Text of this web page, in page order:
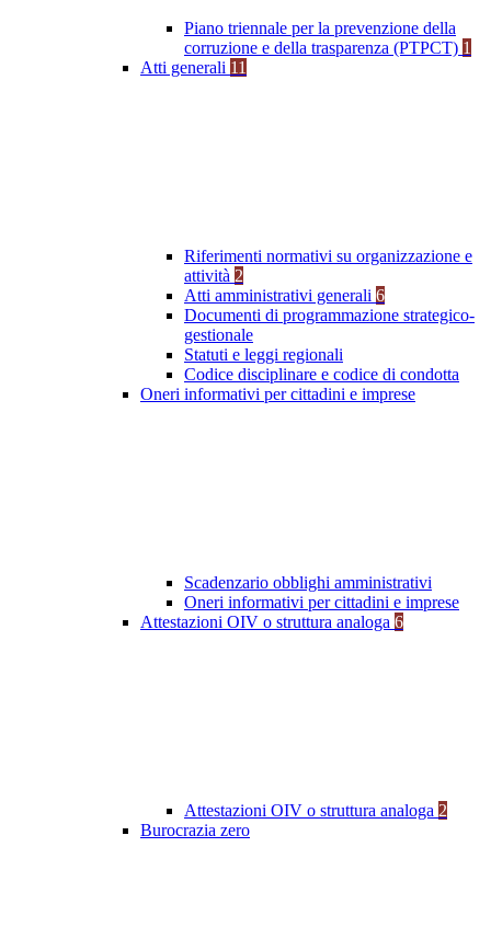
Piano triennale per la prevenzione della
corruzione e della trasparenza (PTPCT) 1
Atti generali 11
Riferimenti normativi su organizzazione e
attività 2
Atti amministrativi generali 6
Documenti di programmazione strategico-
gestionale
Statuti e leggi regionali
Codice disciplinare e codice di condotta
Oneri informativi per cittadini e imprese
Scadenzario obblighi amministrativi
Oneri informativi per cittadini e imprese
Attestazioni OIV o struttura analoga 6
Attestazioni OIV o struttura analoga 2
Burocrazia zero